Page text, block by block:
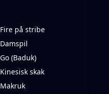
Fire på stribe
Damspil
Go (Baduk)
Kinesisk skak
Makruk